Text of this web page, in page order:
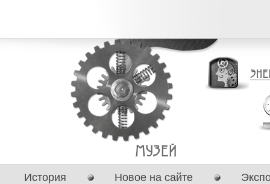
История Новое на сайте